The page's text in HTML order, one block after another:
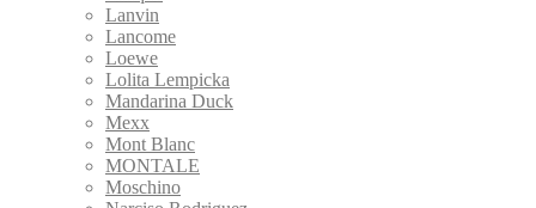
Lanvin
Lancome
Loewe
Lolita Lempicka
Mandarina Duck
Mexx
Mont Blanc
MONTALE
Moschino